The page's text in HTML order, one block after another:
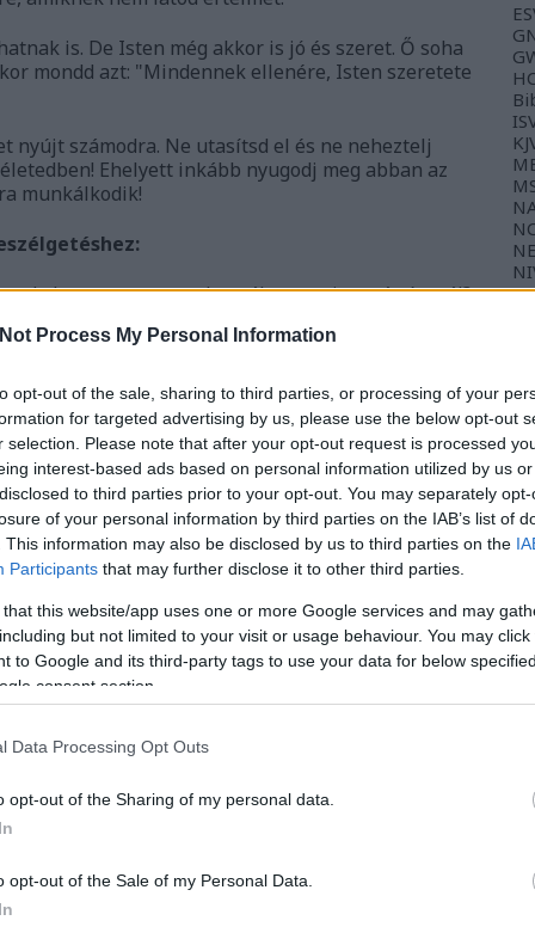
Process My Personal Information
opt-out of the sale, sharing to third parties, or processing of your
for targeted advertising by us, please use the below opt-out
selection. Please note that after your opt-out request is processed
interest-based ads based on personal information utilized by us
to third parties prior to your opt-out. You may separately
of your personal information by third parties on the IAB’s list of
This information may also be disclosed by us to third parties on the
Participants that may further disclose it to other third parties.
that this website/app uses one or more Google services and may
but not limited to your visit or usage behaviour. You may
to Google and its third-party tags to use your data for below
consent section.
Data Processing Opt Outs
opt-out of the Sharing of my personal data.
opt-out of the Sale of my Personal Data.
is. De Isten még akkor is jó és szeret. Ő soha
mondd azt: "Mindennek ellenére, Isten szeretete
nyújt számodra. Ne utasítsd el és ne neheztelj
Ehelyett inkább nyugodj meg abban az
munkálkodik!
el, mert nem az volt a válasz, amire számítottál?
az, ha elhiszed, hogy Isten mindig a te
miért engedi meg, hogy fájdalmat élj át?
jóságában?
az, hogy elfogadod Jézust Uradnak és
imával:
továbbra is elszakítson tőled. Megígérted, hogy
bűnt, amit valaha elkövettem, megmutatod életem
elviszel a mennybe, hogy veled éljek az
hogy te vagy a Megváltóm. Bízom benned, amikor azt
hitből fakad, nem abból, amit én teszek. Kérlek, jöjj
életemet.
megnyugodva jóságodban, és életem hátralévő
imádkozom. Ámen."
(99